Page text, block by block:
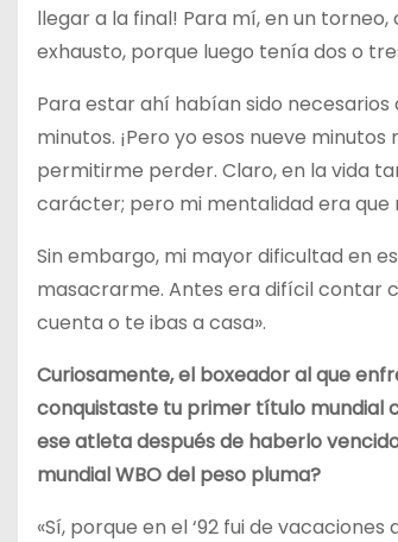
llegar a la final! Para mí, en un
exhausto, porque luego tenía dos o
Para estar ahí habían sido
minutos. ¡Pero yo esos nueve
permitirme perder. Claro, en la vida
carácter; pero mi mentalidad era
Sin embargo, mi mayor dificultad en
masacrarme. Antes era difícil contar
cuenta o te ibas a casa».
Curiosamente, el boxeador al que
conquistaste tu primer título mundial
ese atleta después de haberlo
mundial WBO del peso pluma?
«Sí, porque en el ‘92 fui de